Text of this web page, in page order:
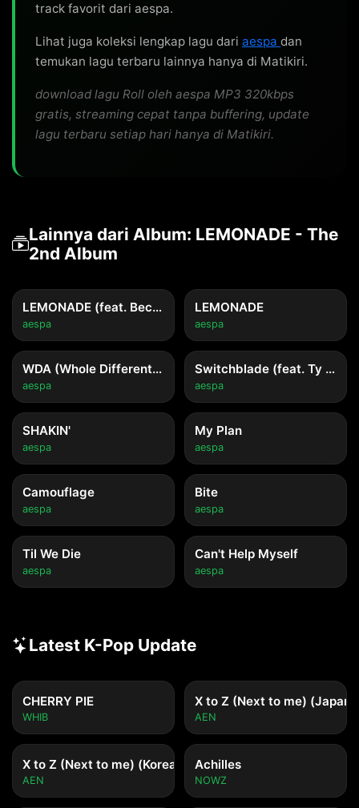
track favorit dari aespa.
Lihat juga koleksi lengkap lagu dari aespa dan
temukan lagu terbaru lainnya hanya di Matikiri.
download lagu Roll oleh aespa MP3 320kbps
gratis, streaming cepat tanpa buffering, update
lagu terbaru setiap hari hanya di Matikiri.
Lainnya dari Album: LEMONADE - The
2nd Album
LEMONADE (feat. Becky G)
aespa
LEMONADE
aespa
WDA (Whole Different Animal) (feat. G-DRAGON)
aespa
Switchblade (feat. Ty Dolla $ign)
aespa
SHAKIN'
aespa
My Plan
aespa
Camouflage
aespa
Bite
aespa
Til We Die
aespa
Can't Help Myself
aespa
Latest K-Pop Update
CHERRY PIE
WHIB
X to Z (Next to me)
AEN
X to Z (Next to me) (Korean ver.)
AEN
Achilles
NOWZ